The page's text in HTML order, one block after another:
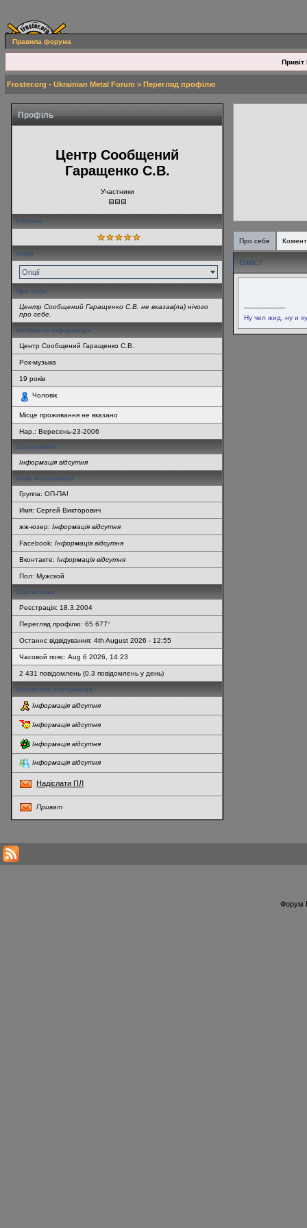
Правила форума
Привіт
Froster.org - Ukrainian Metal Forum > Перегляд профілю
Профіль
Центр Сообщений
Гаращенко С.В.
Участники
Рейтинг
Опції
Опції
Про себе
Центр Сообщений Гаращенко С.В. не вказав(ла) нічого
про себе.
Особиста інформація
Центр Сообщений Гаращенко С.В.
Рок-музыка
19 років
Чоловік
Місце проживання не вказано
Нар.: Вересень-23-2006
Захоплення
Інформація відсутня
Інша інформація
Группа: ОП-ПА!
Имя: Сергей Викторович
жж-юзер: Інформація відсутня
Facebook: Інформація відсутня
Вконтакте: Інформація відсутня
Пол: Мужской
Статистика
Реєстрація: 18.3.2004
Перегляд профілю: 65 677*
Останнє відвідування: 4th August 2026 - 12:55
Часовой пояс: Aug 6 2026, 14:23
2 431 повідомлень (0.3 повідомлень у день)
Контактна інформація
Інформація відсутня
Інформація відсутня
Інформація відсутня
Інформація відсутня
Надіслати ПЛ
Приват
Про себе
Вміст
--------------------
Ну чел жид, ну и
Форум